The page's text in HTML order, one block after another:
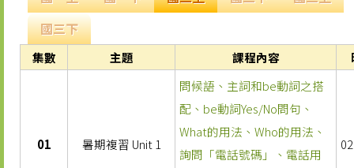
國三下
集數 主題 課程內容
01 暑期複習 Unit 1
問候語、主詞和be動詞之搭
配、be動詞Yes/No問句、
What的用法、Who的用法、
詢問「電話號碼」、電話用